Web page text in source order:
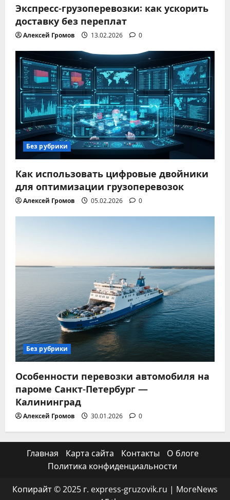
Экспресс-грузоперевозки: как ускорить
доставку без переплат
Алексей Громов 13.02.2026 0
Без рубрики
Как использовать цифровые двойники
для оптимизации грузоперевозок
Алексей Громов 05.02.2026 0
Без рубрики
Особенности перевозки автомобиля на
пароме Санкт-Петербург —
Калининград
Алексей Громов 30.01.2026 0
Главная Карта сайта Контакты
О блоге
Политика конфиденциальности
Копирайт © 2025 г. express-gruzovik.ru | MoreNews